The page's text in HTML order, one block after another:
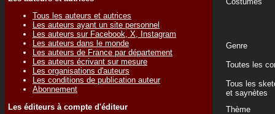
Tous les auteurs et autrices
Les auteurs ayant un site personnel
Les auteurs sur Facebook, X, Instagram
Les auteurs dans le monde
Les auteurs de France par département
Les auteurs écrivant sur mesure
Les organisations d'auteurs
Les conditions de publication auteur
Abonnement
Les éditeurs à compte d'éditeur
Genre
Toutes les
Tous les
et saynètes
Thème